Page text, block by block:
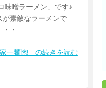
味噌ラーメン」です♪
が素敵なラーメンで
・
一麺惚」の続きを読む